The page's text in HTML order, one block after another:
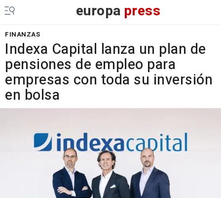
europa press
FINANZAS
Indexa Capital lanza un plan de
pensiones de empleo para
empresas con toda su inversión
en bolsa